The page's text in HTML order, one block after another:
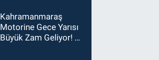
Kahramanmaraş
Motorine Gece Yarısı
Büyük Zam Geliyor! 5